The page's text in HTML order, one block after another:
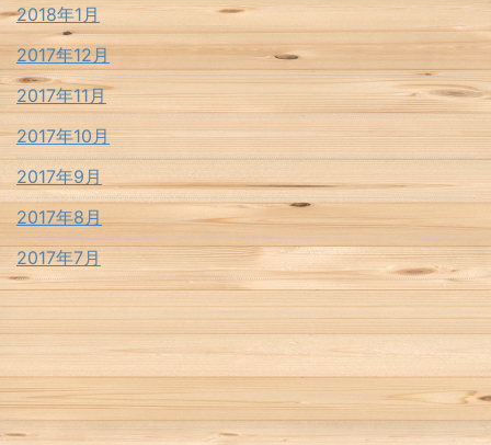
2018年1月
2017年12月
2017年11月
2017年10月
2017年9月
2017年8月
2017年7月